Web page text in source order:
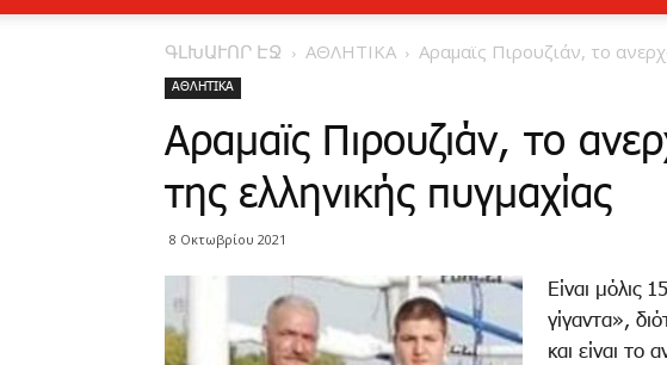
ԳԼԽԱՒՈՐ ԷՋ ΑΘΛΗΤΙΚΑ Αραμαϊς Πιρουζιάν, το
ΑΘΛΗΤΙΚΑ
Αραμαϊς Πιρουζιάν, το
της ελληνικής πυγμαχίας
8 Οκτωβρίου 2021
Είναι μόλις
γίγαντα»,
και είναι το